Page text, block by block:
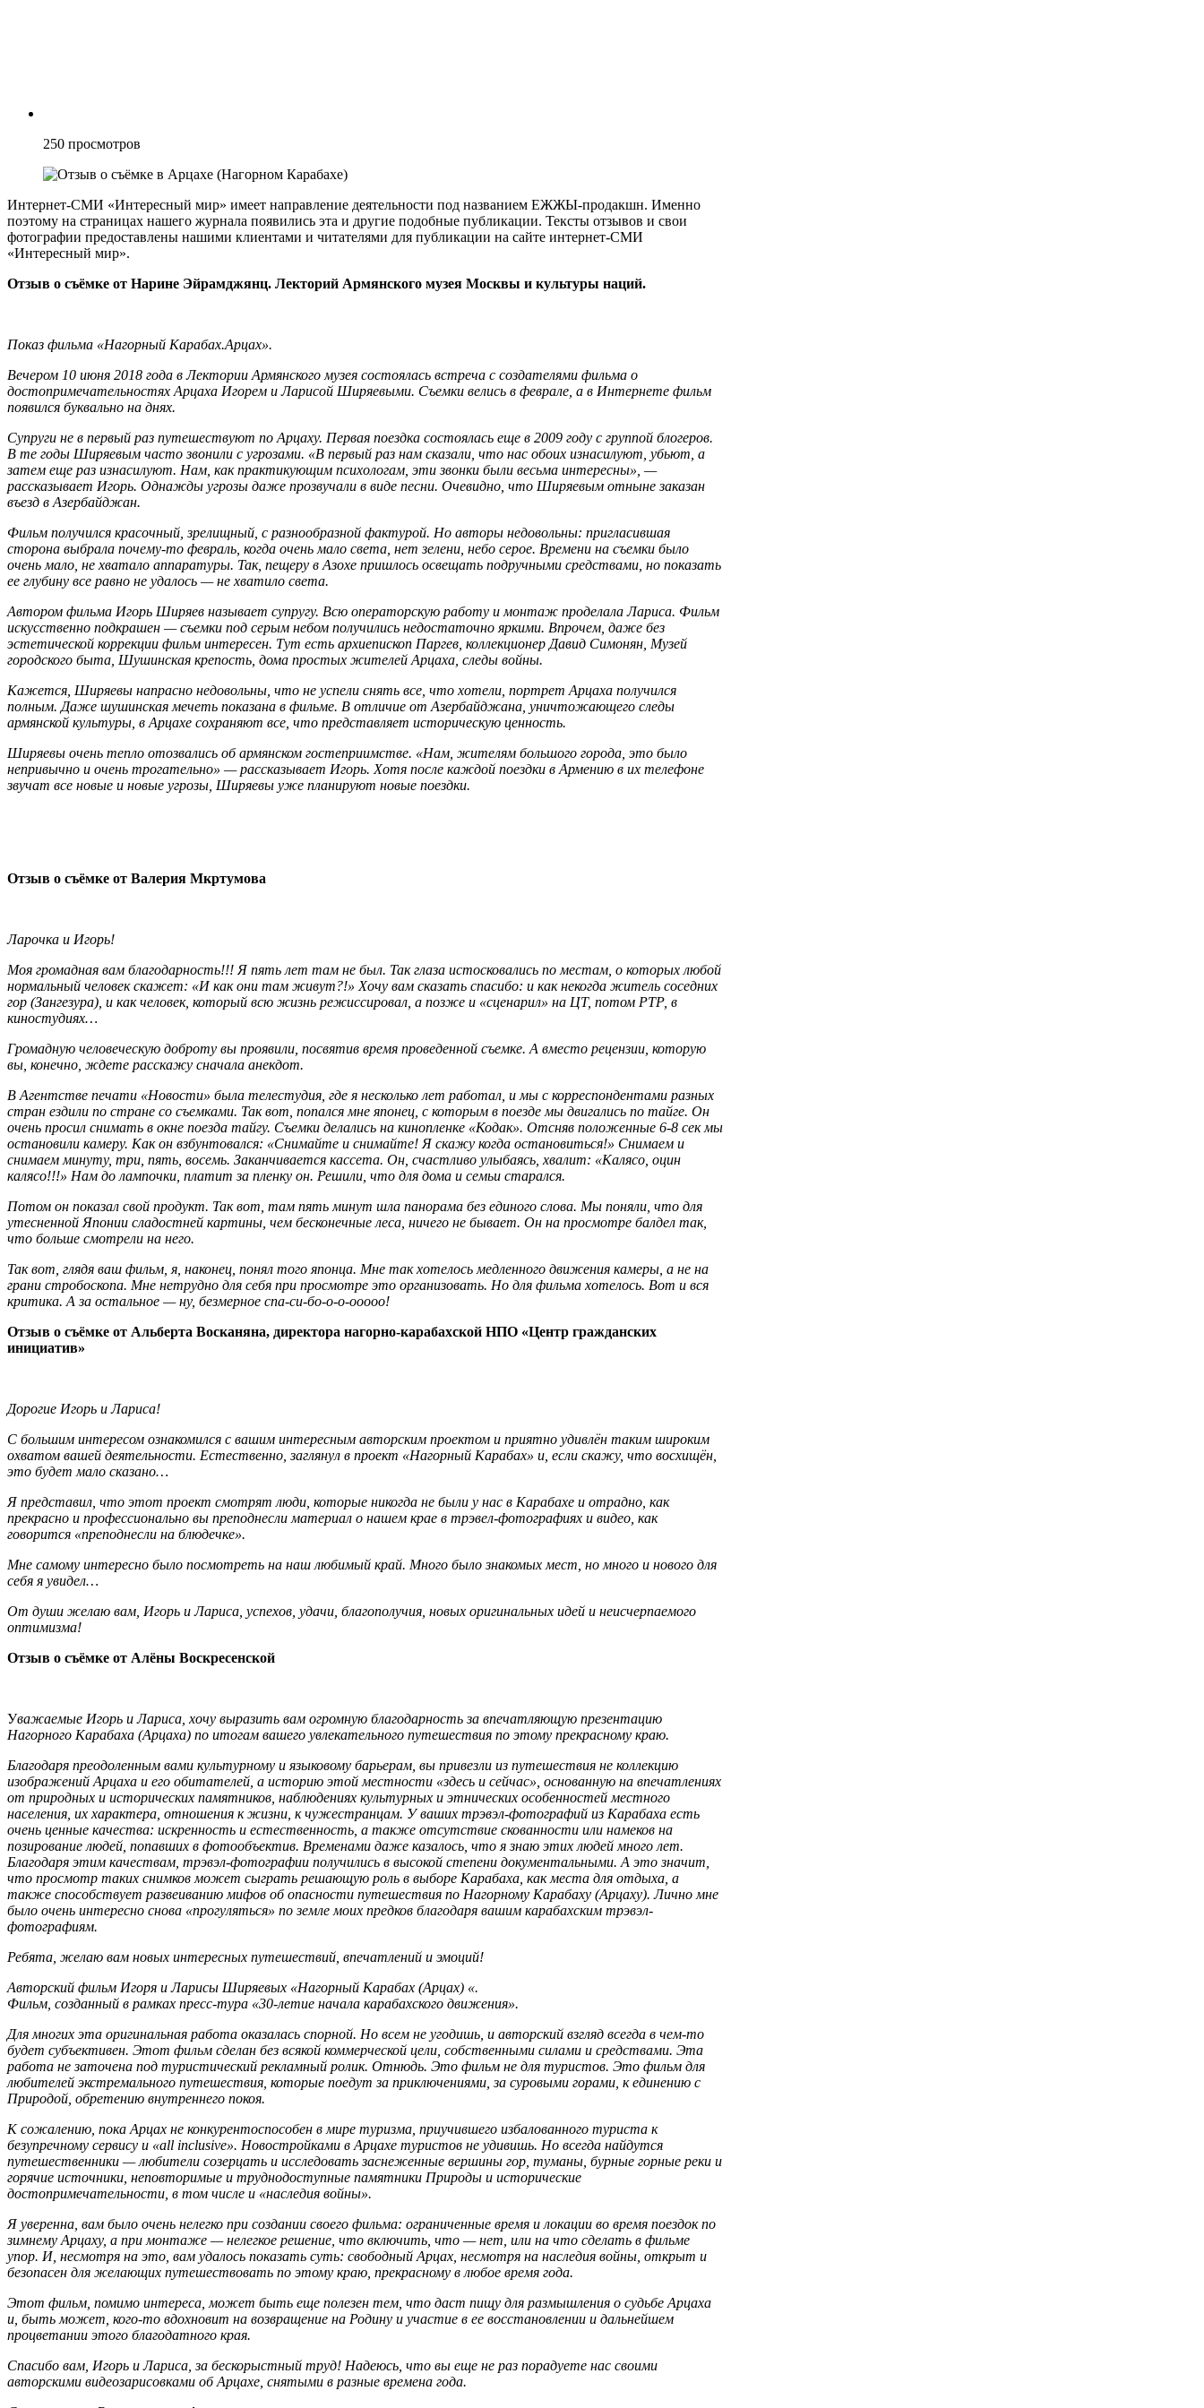
250 просмотров
Интернет-СМИ «Интересный мир» имеет направление деятельности под названием ЕЖЖЫ-продакшн. Именно
поэтому на страницах нашего журнала появились эта и другие подобные публикации. Тексты отзывов и свои
фотографии предоставлены нашими клиентами и читателями для публикации на сайте интернет-СМИ
«Интересный мир».
Отзыв о съёмке от Нарине Эйрамджянц. Лекторий Армянского музея Москвы и культуры наций.
Показ фильма «Нагорный Карабах.Арцах».
Вечером 10 июня 2018 года в Лектории Армянского музея состоялась встреча с создателями фильма о
достопримечательностях Арцаха Игорем и Ларисой Ширяевыми. Съемки велись в феврале, а в Интернете фильм
появился буквально на днях.
Супруги не в первый раз путешествуют по Арцаху. Первая поездка состоялась еще в 2009 году с группой блогеров.
В те годы Ширяевым часто звонили с угрозами. «В первый раз нам сказали, что нас обоих изнасилуют, убьют, а
затем еще раз изнасилуют. Нам, как практикующим психологам, эти звонки были весьма интересны», —
рассказывает Игорь. Однажды угрозы даже прозвучали в виде песни. Очевидно, что Ширяевым отныне заказан
въезд в Азербайджан.
Фильм получился красочный, зрелищный, с разнообразной фактурой. Но авторы недовольны: пригласившая
сторона выбрала почему-то февраль, когда очень мало света, нет зелени, небо серое. Времени на съемки было
очень мало, не хватало аппаратуры. Так, пещеру в Азохе пришлось освещать подручными средствами, но показать
ее глубину все равно не удалось — не хватило света.
Автором фильма Игорь Ширяев называет супругу. Всю операторскую работу и монтаж проделала Лариса. Фильм
искусственно подкрашен — съемки под серым небом получились недостаточно яркими. Впрочем, даже без
эстетической коррекции фильм интересен. Тут есть архиепископ Паргев, коллекционер Давид Симонян, Музей
городского быта, Шушинская крепость, дома простых жителей Арцаха, следы войны.
Кажется, Ширяевы напрасно недовольны, что не успели снять все, что хотели, портрет Арцаха получился
полным. Даже шушинская мечеть показана в фильме. В отличие от Азербайджана, уничтожающего следы
армянской культуры, в Арцахе сохраняют все, что представляет историческую ценность.
Ширяевы очень тепло отозвались об армянском гостеприимстве. «Нам, жителям большого города, это было
непривычно и очень трогательно» — рассказывает Игорь. Хотя после каждой поездки в Армению в их телефоне
звучат все новые и новые угрозы, Ширяевы уже планируют новые поездки.
Отзыв о съёмке от Валерия Мкртумова
Ларочка и Игорь!
Моя громадная вам благодарность!!! Я пять лет там не был. Так глаза истосковались по местам, о которых любой
нормальный человек скажет: «И как они там живут?!» Хочу вам сказать спасибо: и как некогда житель соседних
гор (Зангезура), и как человек, который всю жизнь режиссировал, а позже и «сценарил» на ЦТ, потом РТР, в
киностудиях…
Громадную человеческую доброту вы проявили, посвятив время проведенной съемке. А вместо рецензии, которую
вы, конечно, ждете расскажу сначала анекдот.
В Агентстве печати «Новости» была телестудия, где я несколько лет работал, и мы с корреспондентами разных
стран ездили по стране со съемками. Так вот, попался мне японец, с которым в поезде мы двигались по тайге. Он
очень просил снимать в окне поезда тайгу. Съемки делались на кинопленке «Кодак». Отсняв положенные 6-8 сек мы
остановили камеру. Как он взбунтовался: «Снимайте и снимайте! Я скажу когда остановиться!» Снимаем и
снимаем минуту, три, пять, восемь. Заканчивается кассета. Он, счастливо улыбаясь, хвалит: «Калясо, оцин
калясо!!!» Нам до лампочки, платит за пленку он. Решили, что для дома и семьи старался.
Потом он показал свой продукт. Так вот, там пять минут шла панорама без единого слова. Мы поняли, что для
утесненной Японии сладостней картины, чем бесконечные леса, ничего не бывает. Он на просмотре балдел так,
что больше смотрели на него.
Так вот, глядя ваш фильм, я, наконец, понял того японца. Мне так хотелось медленного движения камеры, а не на
грани стробоскопа. Мне нетрудно для себя при просмотре это организовать. Но для фильма хотелось. Вот и вся
критика. А за остальное — ну, безмерное спа-си-бо-о-о-ооооо!
Отзыв о съёмке от Альберта Восканяна, директора нагорно-карабахской НПО «Центр гражданских
инициатив»
Дорогие Игорь и Лариса!
С большим интересом ознакомился с вашим интересным авторским проектом и приятно удивлён таким широким
охватом вашей деятельности. Естественно, заглянул в проект «Нагорный Карабах» и, если скажу, что восхищён,
это будет мало сказано…
Я представил, что этот проект смотрят люди, которые никогда не были у нас в Карабахе и отрадно, как
прекрасно и профессионально вы преподнесли материал о нашем крае в трэвел-фотографиях и видео, как
говорится «преподнесли на блюдечке».
Мне самому интересно было посмотреть на наш любимый край. Много было знакомых мест, но много и нового для
себя я увидел…
От души желаю вам, Игорь и Лариса, успехов, удачи, благополучия, новых оригинальных идей и неисчерпаемого
оптимизма!
Отзыв о съёмке от Алёны Воскресенской
Уважаемые Игорь и Лариса, хочу выразить вам огромную благодарность за впечатляющую презентацию
Нагорного Карабаха (Арцаха) по итогам вашего увлекательного путешествия по этому прекрасному краю.
Благодаря преодоленным вами культурному и языковому барьерам, вы привезли из путешествия не коллекцию
изображений Арцаха и его обитателей, а историю этой местности «здесь и сейчас», основанную на впечатлениях
от природных и исторических памятников, наблюдениях культурных и этнических особенностей местного
населения, их характера, отношения к жизни, к чужестранцам. У ваших трэвэл-фотографий из Карабаха есть
очень ценные качества: искренность и естественность, а также отсутствие скованности или намеков на
позирование людей, попавших в фотообъектив. Временами даже казалось, что я знаю этих людей много лет.
Благодаря этим качествам, трэвэл-фотографии получились в высокой степени документальными. А это значит,
что просмотр таких снимков может сыграть решающую роль в выборе Карабаха, как места для отдыха, а
также способствует развеиванию мифов об опасности путешествия по Нагорному Карабаху (Арцаху). Лично мне
было очень интересно снова «прогуляться» по земле моих предков благодаря вашим карабахским трэвэл-
фотографиям.
Ребята, желаю вам новых интересных путешествий, впечатлений и эмоций!
Авторский фильм Игоря и Ларисы Ширяевых «Нагорный Карабах (Арцах) «.
Фильм, созданный в рамках пресс-тура «30-летие начала карабахского движения».
Для многих эта оригинальная работа оказалась спорной. Но всем не угодишь, и авторский взгляд всегда в чем-то
будет субъективен. Этот фильм сделан без всякой коммерческой цели, собственными силами и средствами. Эта
работа не заточена под туристический рекламный ролик. Отнюдь. Это фильм не для туристов. Это фильм для
любителей экстремального путешествия, которые поедут за приключениями, за суровыми горами, к единению с
Природой, обретению внутреннего покоя.
К сожалению, пока Арцах не конкурентоспособен в мире туризма, приучившего избалованного туриста к
безупречному сервису и «all inclusive». Новостройками в Арцахе туристов не удивишь. Но всегда найдутся
путешественники — любители созерцать и исследовать заснеженные вершины гор, туманы, бурные горные реки и
горячие источники, неповторимые и труднодоступные памятники Природы и исторические
достопримечательности, в том числе и «наследия войны».
Я уверенна, вам было очень нелегко при создании своего фильма: ограниченные время и локации во время поездок по
зимнему Арцаху, а при монтаже — нелегкое решение, что включить, что — нет, или на что сделать в фильме
упор. И, несмотря на это, вам удалось показать суть: свободный Арцах, несмотря на наследия войны, открыт и
безопасен для желающих путешествовать по этому краю, прекрасному в любое время года.
Этот фильм, помимо интереса, может быть еще полезен тем, что даст пищу для размышления о судьбе Арцаха
и, быть может, кого-то вдохновит на возвращение на Родину и участие в ее восстановлении и дальнейшем
процветании этого благодатного края.
Спасибо вам, Игорь и Лариса, за бескорыстный труд! Надеюсь, что вы еще не раз порадуете нас своими
авторскими видеозарисовками об Арцахе, снятыми в разные времена года.